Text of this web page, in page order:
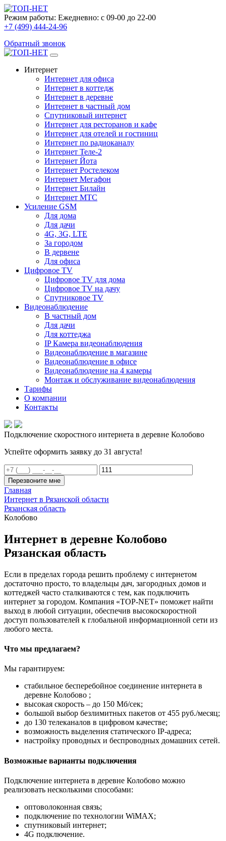
Режим работы: Ежедневно: с 09-00 до 22-00
+7 (499) 444-24-96
Обратный звонок
Интернет
Интернет для офиса
Интернет в коттедж
Интернет в деревне
Интернет в частный дом
Спутниковый интернет
Интернет для ресторанов и кафе
Интернет для отелей и гостиниц
Интернет по радиоканалу
Интернет Теле-2
Интернет Йота
Интернет Ростелеком
Интернет Мегафон
Интернет Билайн
Интернет МТС
Усиление GSM
Для дома
Для дачи
4G, 3G, LTE
За городом
В дервене
Для офиса
Цифровое TV
Цифровое TV для дома
Цифровое TV на дачу
Спутниковое TV
Видеонаблюдение
В частный дом
Для дачи
Для коттеджа
IP Камера видеонаблюдения
Видеонаблюдение в магазине
Видеонаблюдение в офисе
Видеонаблюдение на 4 камеры
Монтаж и обслуживание видеонаблюдения
Тарифы
О компании
Контакты
Подключение скоростного интернета в деревне Колобово
Успейте оформить заявку до 31 августа!
Перезвоните мне
Главная
Интернет в Рязанской области
Рязанская область
Колобово
Интернет в деревне Колобово
Рязанская область
Если в пределах города решить проблему с интернетом
достаточно просто, то владельцы дач, загородных домов и
коттеджей часто сталкиваются с тем, как подключить
интернет за городом. Компания «TOP-NET» поможет найти
выход в любой ситуации, обеспечив высокоскоростной
доступ пользователей к глобальной информационной сети из
любого места.
Что мы предлагаем?
Мы гарантируем:
стабильное бесперебойное соединение интернета в
деревне Колобово ;
высокая скорость – до 150 Мб/сек;
большой выбор безлимитных пакетов от 455 руб./месяц;
до 130 телеканалов в цифровом качестве;
возможность выделения статического IP-адреса;
настройку проводных и беспроводных домашних сетей.
Возможные варианты подключения
Подключение интернета в деревне Колобово можно
реализовать несколькими способами:
оптоволоконная связь;
подключение по технологии WiMAX;
спутниковый интернет;
4G подключение.